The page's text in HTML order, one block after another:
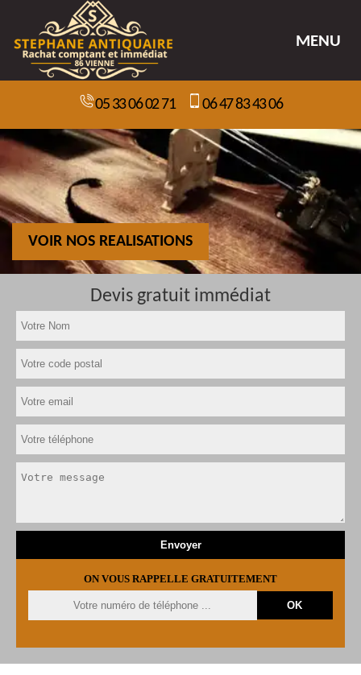
MENU
05 33 06 02 71 06 47 83 43 06
VOIR NOS REALISATIONS
Devis gratuit immédiat
ON VOUS RAPPELLE GRATUITEMENT